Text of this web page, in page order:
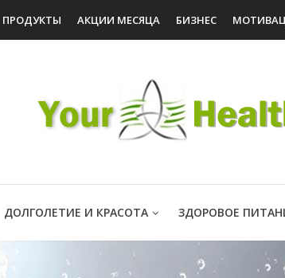
ПРОДУКТЫ АКЦИИ МЕСЯЦА БИЗНЕС
ДОЛГОЛЕТИЕ И КРАСОТА ЗДОРОВОЕ